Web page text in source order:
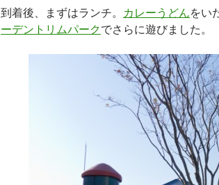
到着後、まずはランチ。 カレーうどんをい
ーデントリムパークでさらに遊びました。